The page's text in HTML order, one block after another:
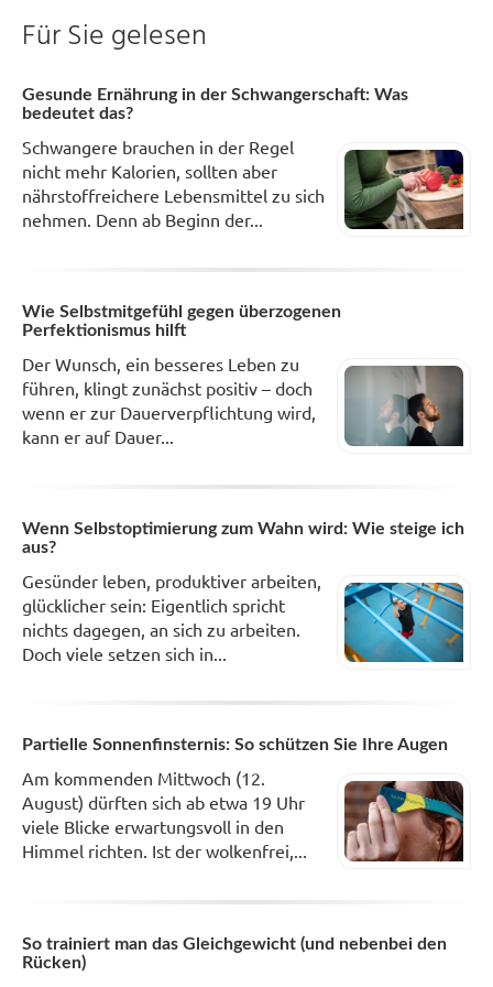
Für Sie gelesen
Gesunde Ernährung in der Schwangerschaft: Was
bedeutet das?
Schwangere brauchen in der Regel
nicht mehr Kalorien, sollten aber
nährstoffreichere Lebensmittel zu sich
nehmen. Denn ab Beginn der...
Wie Selbstmitgefühl gegen überzogenen
Perfektionismus hilft
Der Wunsch, ein besseres Leben zu
führen, klingt zunächst positiv – doch
wenn er zur Dauerverpflichtung wird,
kann er auf Dauer...
Wenn Selbstoptimierung zum Wahn wird: Wie steige ich
aus?
Gesünder leben, produktiver arbeiten,
glücklicher sein: Eigentlich spricht
nichts dagegen, an sich zu arbeiten.
Doch viele setzen sich in...
Partielle Sonnenfinsternis: So schützen Sie Ihre Augen
Am kommenden Mittwoch (12.
August) dürften sich ab etwa 19 Uhr
viele Blicke erwartungsvoll in den
Himmel richten. Ist der wolkenfrei,...
So trainiert man das Gleichgewicht (und nebenbei den
Rücken)